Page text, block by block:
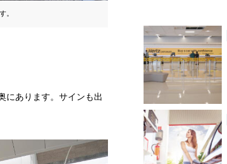
。
にあります。サインも出